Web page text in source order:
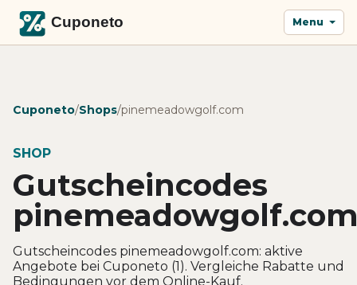
Menu
Cuponeto/Shops/pinemeadowgolf.com
SHOP
Gutscheincodes
Gutscheincodes pinemeadowgolf.com: aktive
Angebote bei Cuponeto (1). Vergleiche Rabatte und
Bedingungen vor dem Online-Kauf.